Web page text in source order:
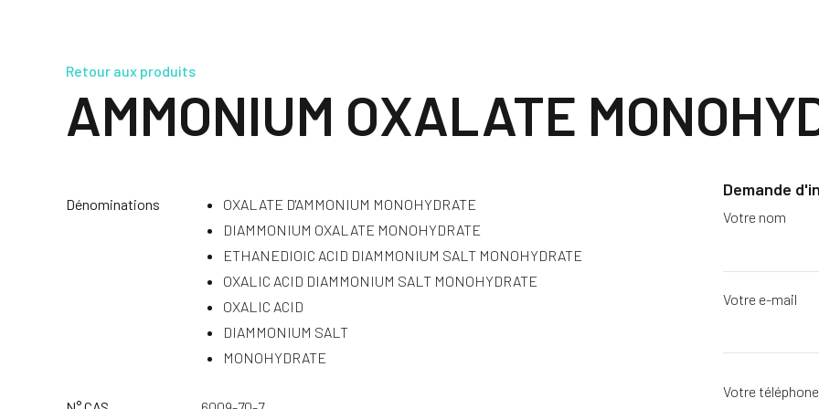
Retour aux produits
AMMONIUM OXALATE
Dénominations
OXALATE D'AMMONIUM MONOHYDRATE
DIAMMONIUM OXALATE MONOHYDRATE
ETHANEDIOIC ACID DIAMMONIUM SALT MONOHYDRATE
OXALIC ACID DIAMMONIUM SALT MONOHYDRATE
OXALIC ACID
DIAMMONIUM SALT
MONOHYDRATE
Demande
Votre nom
Votre e-mail
Votre téléphone